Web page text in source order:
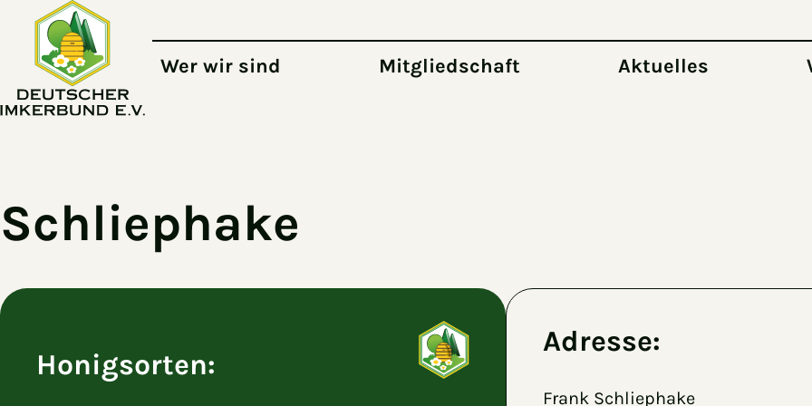
Zum Hauptinhalt springen
Wer wir sind Mitgliedschaft Aktuelles
Schliephake
Honigsorten:
Adresse:
Frank Schliephake